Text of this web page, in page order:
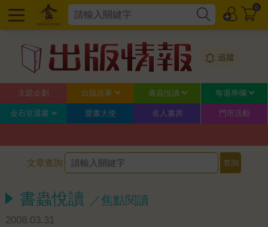
0
追蹤
主題企劃 出版故事 書蟲悅讀 每週專欄
金石堂選書 愛書大使 名人書房 門市活動
文章查詢
書蟲悅讀 ／焦點閱讀
2008.03.31